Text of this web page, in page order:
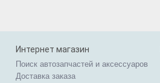
Интернет магазин
Поиск автозапчастей и аксессуаров
Доставка заказа